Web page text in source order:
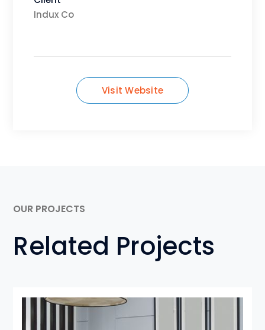
Indux Co
Visit Website
OUR PROJECTS
Related Projects